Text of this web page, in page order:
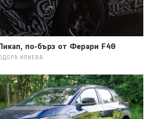
по-бърз от Ферари F40
ИЛИЕВА